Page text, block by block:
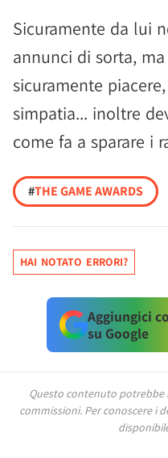
Sicuramente da lui
annunci di sorta,
sicuramente
simpatia... inoltre
come fa a sparare i
#THE GAME AWARDS
HAI NOTATO ERRORI?
Aggiungici
su Google
Questo contenuto potrebbe
commissioni. Per conoscere i